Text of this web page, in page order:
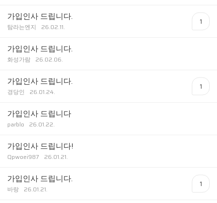
가입인사 드립니다.
탐라는엔지 26.02.11.
1
가입인사 드립니다.
화성가람 26.02.06.
가입인사 드립니다.
경당인 26.01.24.
1
가입인사 드립니다
parblo 26.01.22.
가입인사 드립니다!
Qpwoei987 26.01.21.
가입인사 드립니다.
바랑 26.01.21.
1